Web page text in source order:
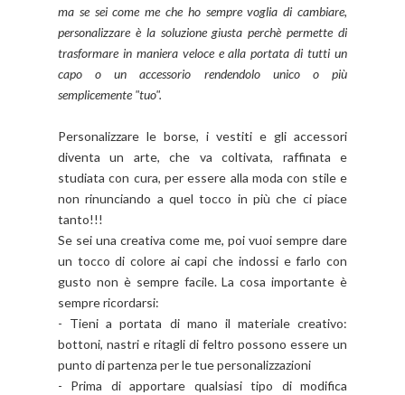
ma se sei come me che ho sempre voglia di cambiare,
personalizzare è la soluzione giusta perchè permette di
trasformare in maniera veloce e alla portata di tutti un
capo o un accessorio rendendolo unico o più
semplicemente "tuo".
Personalizzare le borse, i vestiti e gli accessori
diventa un arte, che va coltivata, raffinata e
studiata con cura, per essere alla moda con stile e
non rinunciando a quel tocco in più che ci piace
tanto!!!
Se sei una creativa come me, poi vuoi sempre dare
un tocco di colore ai capi che indossi e farlo con
gusto non è sempre facile. La cosa importante è
sempre ricordarsi:
- Tieni a portata di mano il materiale creativo:
bottoni, nastri e ritagli di feltro possono essere un
punto di partenza per le tue personalizzazioni
- Prima di apportare qualsiasi tipo di modifica